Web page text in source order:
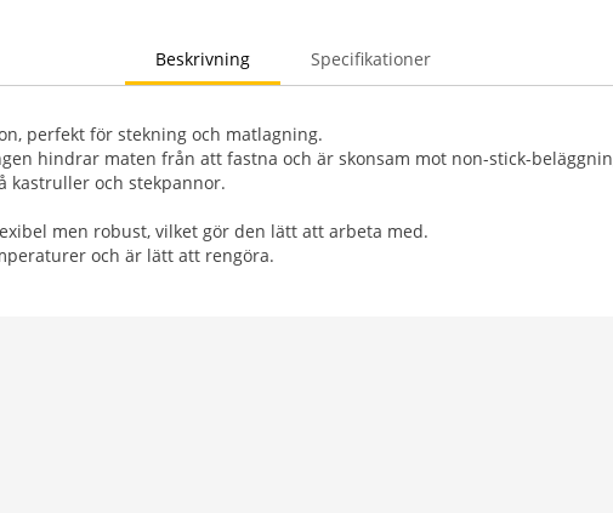
Beskrivning Specifikationer
perfekt för stekning och matlagning.
hindrar maten från att fastna och är skonsam mot non-stick-
kastruller och stekpannor.
men robust, vilket gör den lätt att arbeta med.
och är lätt att rengöra.